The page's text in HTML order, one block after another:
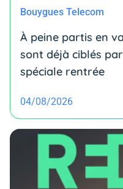
Bouygues Telecom
À peine partis en
sont déjà ciblés
spéciale rentrée
04/08/2026